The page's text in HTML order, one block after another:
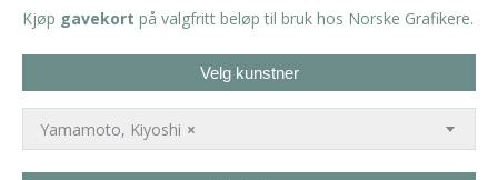
Kjøp gavekort på valgfritt beløp til bruk hos Norske Grafikere.
Velg kunstner
×
Yamamoto, Kiyoshi